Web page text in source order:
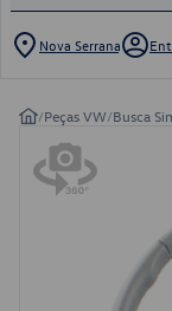
Nova Serrana
/Peças VW/Busca